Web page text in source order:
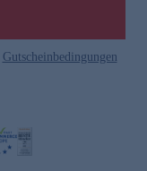
Gutscheinbedingungen